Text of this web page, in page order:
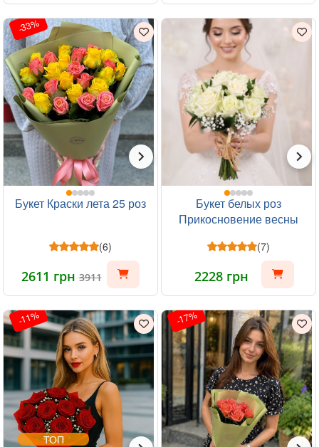
-33%
Букет Краски лета 25 роз
(6)
2611 грн3911
Букет белых роз
Прикосновение весны
(7)
2228 грн
-11%
ТОП
-17%